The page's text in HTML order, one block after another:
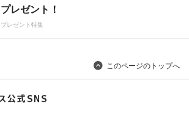
プレゼント！
プレゼント特集
このページのトップへ